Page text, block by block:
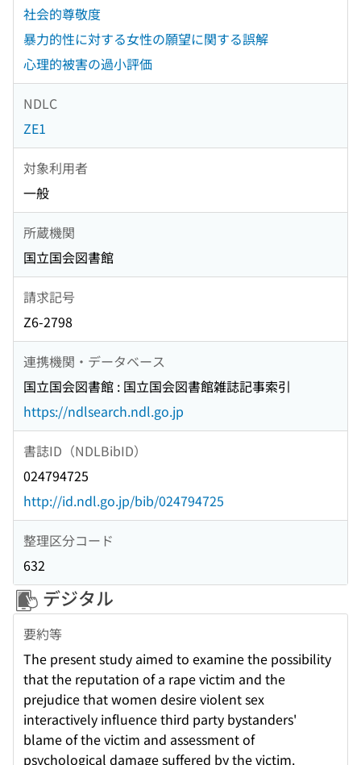
社会的尊敬度
暴力的性に対する女性の願望に関する誤解
心理的被害の過小評価
NDLC
ZE1
対象利用者
一般
所蔵機関
国立国会図書館
請求記号
Z6-2798
連携機関・データベース
国立国会図書館 : 国立国会図書館雑誌記事索引
https://ndlsearch.ndl.go.jp
書誌ID（NDLBibID）
024794725
http://id.ndl.go.jp/bib/024794725
整理区分コード
632
デジタル
要約等
The present study aimed to examine the possibility
that the reputation of a rape victim and the
prejudice that women desire violent sex
interactively influence third party bystanders'
blame of the victim and assessment of
psychological damage suffered by the victim.